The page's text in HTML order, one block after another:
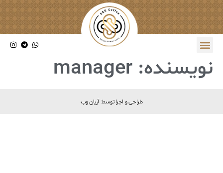
نویسنده: manager
طراحی و اجرا توسط: آریان وب